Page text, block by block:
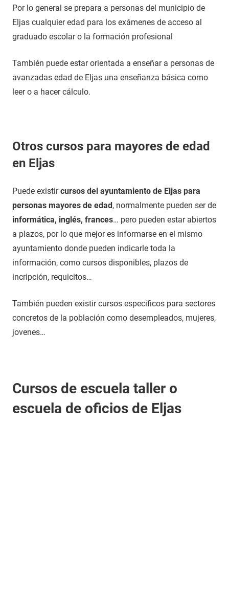
Por lo general se prepara a personas del municipio de
Eljas cualquier edad para los exámenes de acceso al
graduado escolar o la formación profesional
También puede estar orientada a enseñar a personas de
avanzadas edad de Eljas una enseñanza básica como
leer o a hacer cálculo.
Otros cursos para mayores de edad
en Eljas
Puede existircursos del ayuntamiento de Eljas para
personas mayores de edad, normalmente pueden ser de
informática, inglés, frances… pero pueden estar abiertos
a plazos, por lo que mejor es informarse en el mismo
ayuntamiento donde pueden indicarle toda la
información, como cursos disponibles, plazos de
incripción, requicitos…
También pueden existir cursos especificos para sectores
concretos de la población como desempleados, mujeres,
jovenes…
Cursos de escuela taller o
escuela de oficios de Eljas